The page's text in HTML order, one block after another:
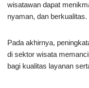
wisatawan dapat
nyaman, dan berkualitas.
Pada akhirnya,
di sektor wisata
bagi kualitas layanan